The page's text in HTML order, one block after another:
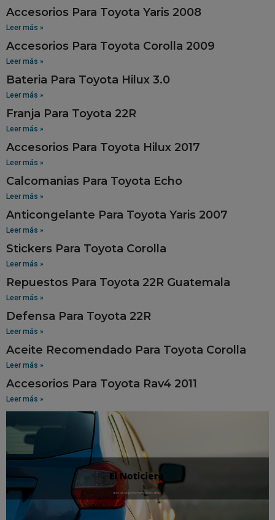
Accesorios Para Toyota Yaris 2008
Leer más »
Accesorios Para Toyota Corolla 2009
Leer más »
Bateria Para Toyota Hilux 3.0
Leer más »
Franja Para Toyota 22R
Leer más »
Accesorios Para Toyota Hilux 2017
Leer más »
Calcomanias Para Toyota Echo
Leer más »
Anticongelante Para Toyota Yaris 2007
Leer más »
Stickers Para Toyota Corolla
Leer más »
Repuestos Para Toyota 22R Guatemala
Leer más »
Defensa Para Toyota 22R
Leer más »
Aceite Recomendado Para Toyota Corolla
Leer más »
Accesorios Para Toyota Rav4 2011
Leer más »